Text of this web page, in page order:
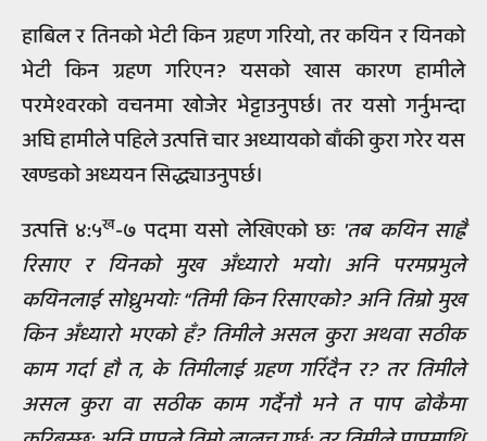
हाबिल र तिनको भेटी किन ग्रहण गरियो, तर कयिन र यिनको
भेटी किन ग्रहण गरिएन? यसको खास कारण हामीले
परमेश्वरको वचनमा खोजेर भेट्टाउनुपर्छ। तर यसो गर्नुभन्दा
अघि हामीले पहिले उत्पत्ति चार अध्यायको बाँकी कुरा गरेर यस
खण्डको अध्ययन सिद्ध्याउनुपर्छ।
उत्पत्ति ४:५ख-७ पदमा यसो लेखिएको छः 'तब कयिन साह्रै
रिसाए र यिनको मुख अँध्यारो भयो। अनि परमप्रभुले
कयिनलाई सोध्नुभयोः “तिमी किन रिसाएको? अनि तिम्रो मुख
किन अँध्यारो भएको हँ? तिमीले असल कुरा अथवा सठीक
काम गर्दा हौ त, के तिमीलाई ग्रहण गरिँदैन र? तर तिमीले
असल कुरा वा सठीक काम गर्दैनौ भने त पाप ढोकैमा